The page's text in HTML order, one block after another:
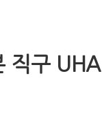
직구